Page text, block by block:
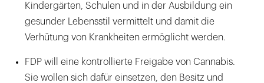
Kindergärten, Schulen und in der Ausbildung ein
gesunder Lebensstil vermittelt und damit die
Verhütung von Krankheiten ermöglicht werden.
FDP will eine kontrollierte Freigabe von Cannabis.
Sie wollen sich dafür einsetzen, den Besitz und